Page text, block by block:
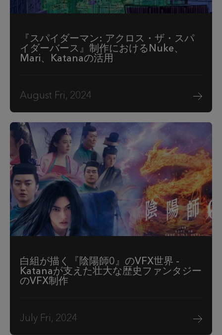
『スパイダーマン: アクロス・ザ・スパ
イダーバース』制作におけるNuke、
Mari、Katanaの活用
August Fri, 2024
白組が描く『陰陽師0』のVFX世界 -
Katanaが支えた壮大な歴史ファンタジー
のVFX制作
July Fri, 2024